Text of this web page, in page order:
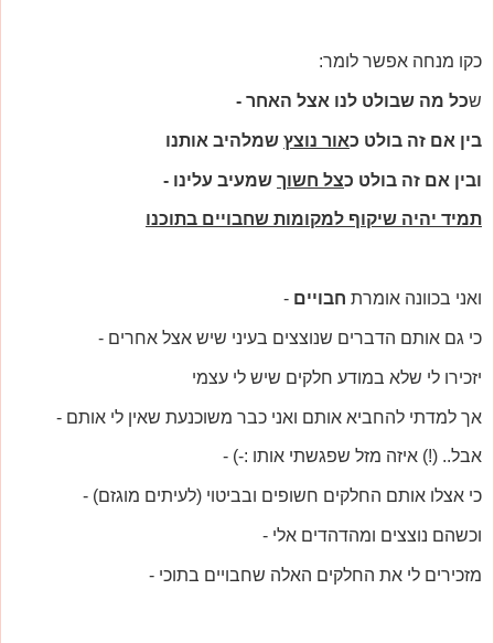
כקו מנחה אפשר לומר:
שכל מה שבולט לנו אצל האחר -
בין אם זה בולט כאור נוצץ שמלהיב אותנו
ובין אם זה בולט כצל חשוך שמעיב עלינו -
תמיד יהיה שיקוף למקומות שחבויים בתוכנו
ואני בכוונה אומרת חבויים -
כי גם אותם הדברים שנוצצים בעיני שיש אצל אחרים -
יזכירו לי שלא במודע חלקים שיש לי עצמי
אך למדתי להחביא אותם ואני כבר משוכנעת שאין לי אותם -
אבל.. (!) איזה מזל שפגשתי אותו :-) -
כי אצלו אותם החלקים חשופים ובביטוי (לעיתים מוגזם) -
וכשהם נוצצים ומהדהדים אלי -
מזכירים לי את החלקים האלה שחבויים בתוכי -